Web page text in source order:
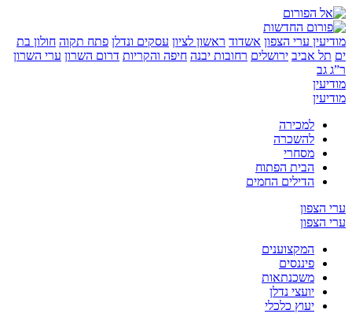
ערי הצפון אשדוד ראשון לציון עסקים ונדלן פתח תקוה חולון בת
אביב ירושלים רחובות יבנה חיפה והקריות דרום השרון ערי השרון
למכירה
להשכרה
מסחרי
הבית הפתוח
הדילים החמים
המקצוענים
פיננסים
משכנתאות
יועצי נדלן
יעוץ כלכלי